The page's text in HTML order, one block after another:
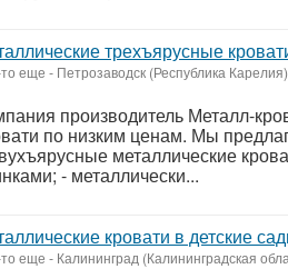
трехъярусные
еще - Петрозаводск (Республика Карелия)
производитель Металл-
по низким ценам. Мы
металлические
- металлически...
кровати в детские
еще - Калининград (Калининградская